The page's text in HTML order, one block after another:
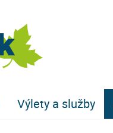
Výlety a služby